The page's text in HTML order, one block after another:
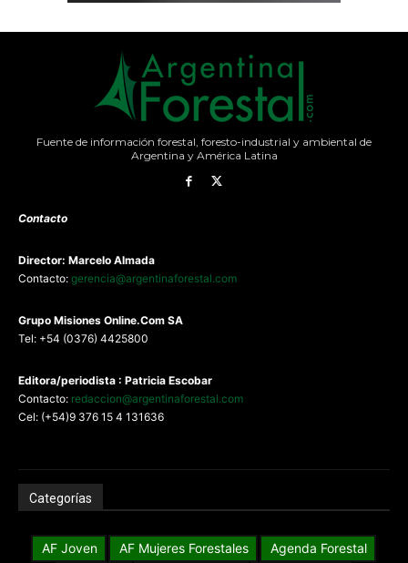
Fuente de información forestal, foresto-industrial y ambiental de
Argentina y América Latina
Contacto
Director: Marcelo Almada
Contacto: gerencia@argentinaforestal.com
Grupo Misiones Online.Com SA
Tel: +54 (0376) 4425800
Editora/periodista : Patricia Escobar
Contacto: redaccion@argentinaforestal.com
Cel: (+54)9 376 15 4 131636
Categorías
AF Joven AF Mujeres Forestales
Agenda Forestal